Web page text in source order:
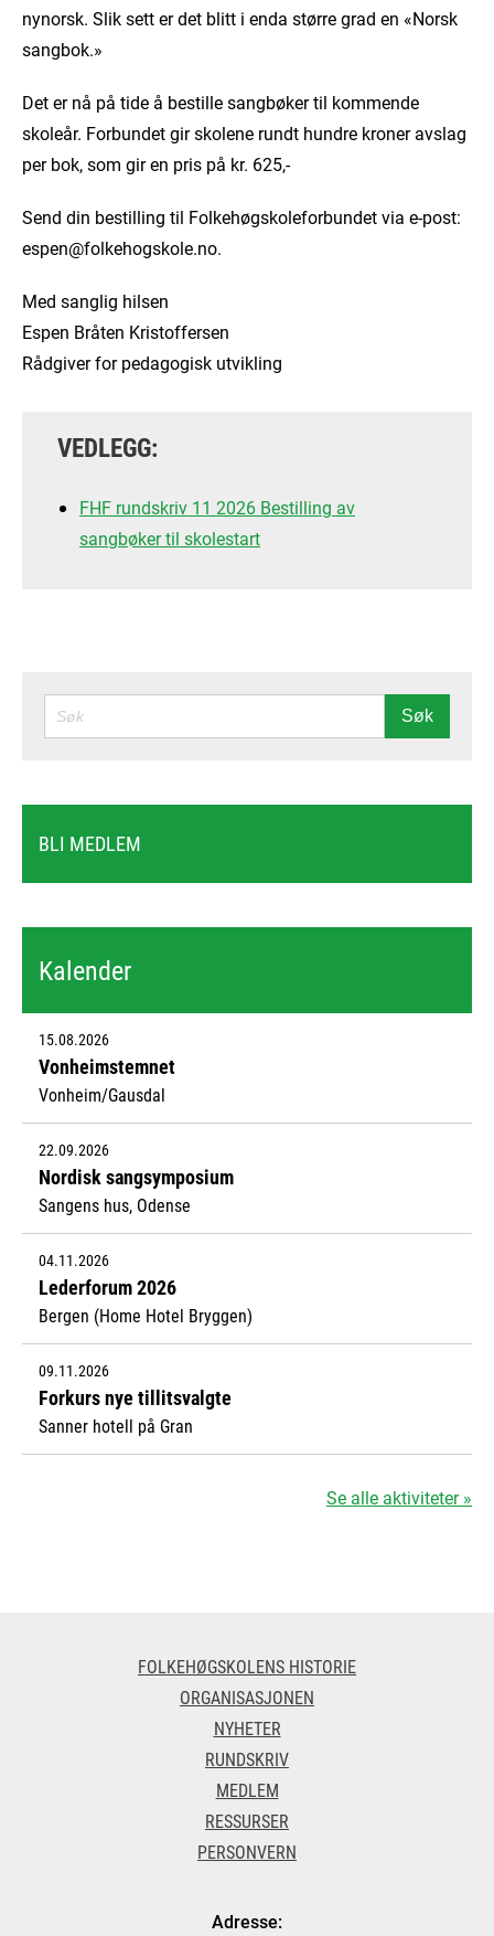
nynorsk. Slik sett er det blitt i enda større grad en «Norsk
sangbok.»
Det er nå på tide å bestille sangbøker til kommende
skoleår. Forbundet gir skolene rundt hundre kroner avslag
per bok, som gir en pris på kr. 625,-
Send din bestilling til Folkehøgskoleforbundet via e-post:
espen@folkehogskole.no.
Med sanglig hilsen
Espen Bråten Kristoffersen
Rådgiver for pedagogisk utvikling
VEDLEGG:
FHF rundskriv 11 2026 Bestilling av
sangbøker til skolestart
SØK Søk
BLI MEDLEM
Kalender
15.08.2026
Vonheimstemnet
Vonheim/Gausdal
22.09.2026
Nordisk sangsymposium
Sangens hus, Odense
04.11.2026
Lederforum 2026
Bergen (Home Hotel Bryggen)
09.11.2026
Forkurs nye tillitsvalgte
Sanner hotell på Gran
Se alle aktiviteter »
FOLKEHØGSKOLENS HISTORIE
ORGANISASJONEN
NYHETER
RUNDSKRIV
MEDLEM
RESSURSER
PERSONVERN
Adresse: